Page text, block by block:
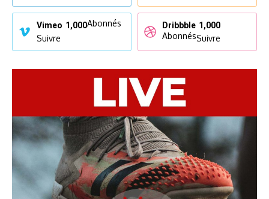
Vimeo 1,000Abonnés
Suivre
Dribbble 1,000
AbonnésSuivre